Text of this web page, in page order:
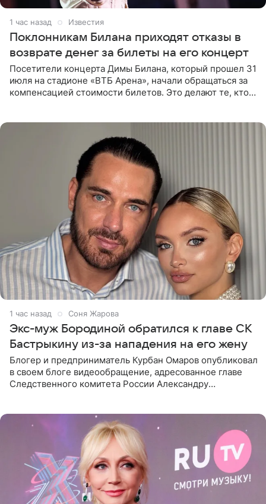
1 час назад Известия
Поклонникам Билана приходят отказы в
возврате денег за билеты на его концерт
Посетители концерта Димы Билана, который прошел 31
июля на стадионе «ВТБ Арена», начали обращаться за
компенсацией стоимости билетов. Это делают те, кто
1 час назад Соня Жарова
Экс-муж Бородиной обратился к главе СК
Бастрыкину из-за нападения на его жену
Блогер и предприниматель Курбан Омаров опубликовал
в своем блоге видеообращение, адресованное главе
Следственного комитета России Александру